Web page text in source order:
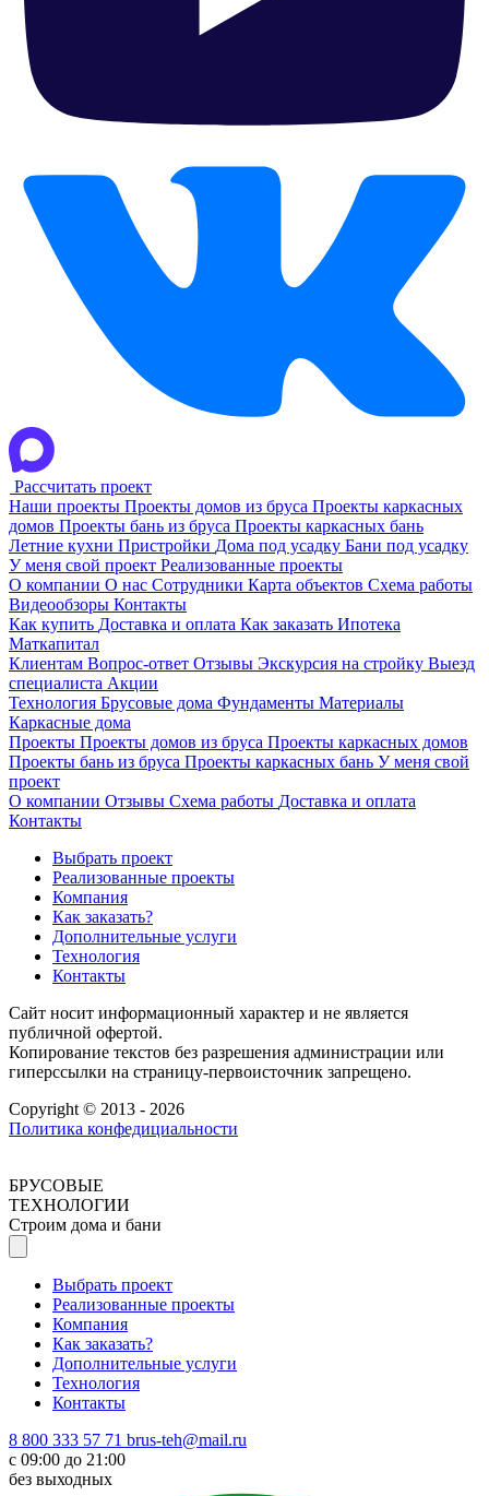
Рассчитать проект
Наши проекты Проекты домов из бруса Проекты каркасных
домов Проекты бань из бруса Проекты каркасных бань
Летние кухни Пристройки Дома под усадку Бани под усадку
У меня свой проект Реализованные проекты
О компании О нас Сотрудники Карта объектов Схема работы
Видеообзоры Контакты
Как купить Доставка и оплата Как заказать Ипотека
Маткапитал
Клиентам Вопрос-ответ Отзывы Экскурсия на стройку Выезд
специалиста Акции
Технология Брусовые дома Фундаменты Материалы
Каркасные дома
Проекты Проекты домов из бруса Проекты каркасных домов
Проекты бань из бруса Проекты каркасных бань У меня свой
проект
О компании Отзывы Схема работы Доставка и оплата
Контакты
Выбрать проект
Реализованные проекты
Компания
Как заказать?
Дополнительные услуги
Технология
Контакты
Сайт носит информационный характер и не является
публичной офертой.
Копирование текстов без разрешения администрации или
гиперссылки на страницу-первоисточник запрещено.
Copyright © 2013 - 2026
Политика конфедициальности
БРУСОВЫЕ
ТЕХНОЛОГИИ
Строим дома и бани
Выбрать проект
Реализованные проекты
Компания
Как заказать?
Дополнительные услуги
Технология
Контакты
8 800 333 57 71 brus-teh@mail.ru
с 09:00 до 21:00
без выходных